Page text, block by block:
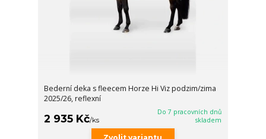
Bederní deka s fleecem Horze Hi Viz podzim/zima
2025/26, reflexní
2 935 Kč/ks
Do 7 pracovních dnů
skladem